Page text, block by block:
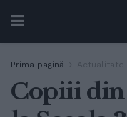
Prima pagină Actualitate
Copiii din